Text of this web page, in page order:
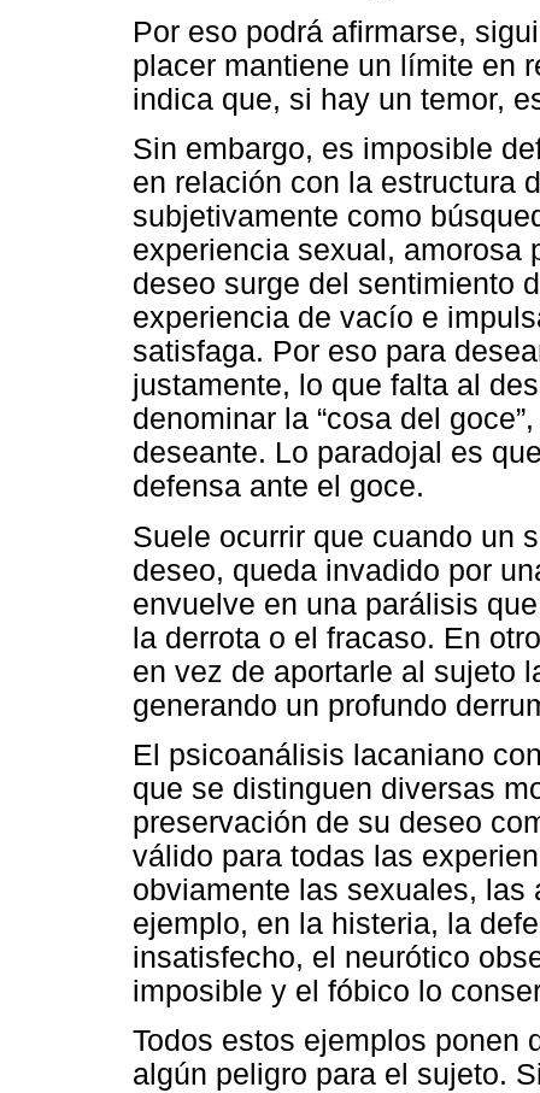
Por eso podrá afirmarse,
placer mantiene un límite en
indica que, si hay un temor,
Sin embargo, es imposible
en relación con la estructura
subjetivamente como
experiencia sexual, amorosa
deseo surge del sentimiento
experiencia de vacío e
satisfaga. Por eso para
justamente, lo que falta al
denominar la “cosa del
deseante. Lo paradojal es
defensa ante el goce.
Suele ocurrir que cuando un
deseo, queda invadido por
envuelve en una parálisis
la derrota o el fracaso. En
en vez de aportarle al sujeto
generando un profundo
El psicoanálisis lacaniano
que se distinguen diversas
preservación de su deseo
válido para todas las
obviamente las sexuales,
ejemplo, en la histeria, la
insatisfecho, el neurótico
imposible y el fóbico lo
Todos estos ejemplos ponen
algún peligro para el sujeto.